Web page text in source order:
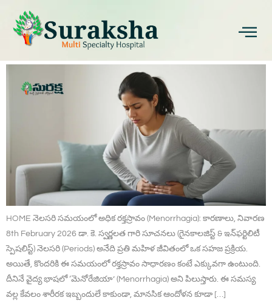
నెలసరి సమయంలో అధిక రక్తస్రావం
(Menorrhagia): కారణాలు
HOME నెలసరి సమయంలో అధిక రక్తస్రావం (Menorrhagia): కారణాలు, నివారణ
8th February 2026 డా. కె. స్వర్ణలత గారి సూచనలు (గైనకాలజిస్ట్ & ఇన్‌ఫర్టిలిటీ
స్పెషలిస్ట్) నెలసరి (Periods) అనేది ప్రతి మహిళ జీవితంలో ఒక సహజ ప్రక్రియ.
అయితే, కొందరికి ఈ సమయంలో రక్తస్రావం సాధారణం కంటే ఎక్కువగా ఉంటుంది.
దీనినే వైద్య భాషలో ‘మెనోరేజియా’ (Menorrhagia) అని పిలుస్తారు. ఈ సమస్య
వల్ల కేవలం శారీరక ఇబ్బందులే కాకుండా, మానసిక ఆందోళన కూడా […]